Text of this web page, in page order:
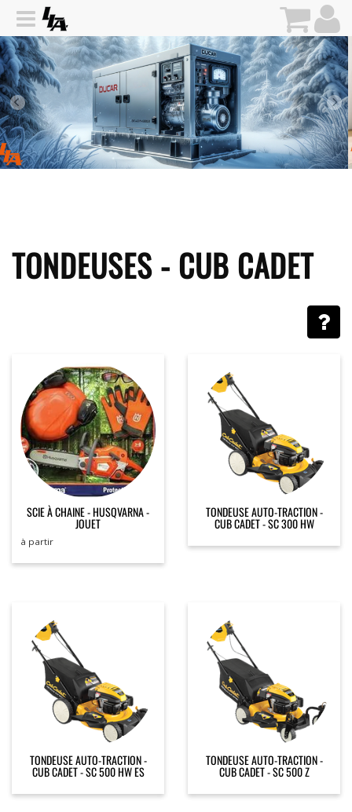
TONDEUSES - CUB CADET
SCIE À CHAINE - HUSQVARNA -
JOUET
à partir
TONDEUSE AUTO-TRACTION -
CUB CADET - SC 300 HW
TONDEUSE AUTO-TRACTION -
CUB CADET - SC 500 HW ES
TONDEUSE AUTO-TRACTION -
CUB CADET - SC 500 Z